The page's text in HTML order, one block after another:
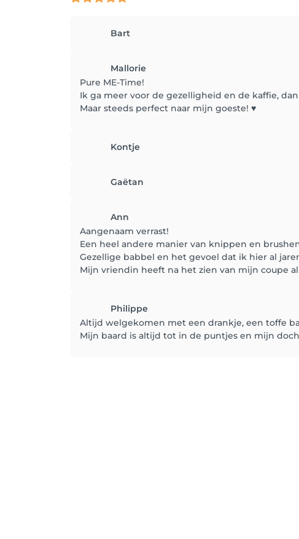
Bart
Mallorie
Pure ME-Time!
Ik ga meer voor de gezelligheid en de kaffie, dan
Maar steeds perfect naar mijn goeste! ♥️
Kontje
Gaëtan
Ann
Aangenaam verrast!
Een heel andere manier van knippen en
Gezellige babbel en het gevoel dat ik hier al
Mijn vriendin heeft na het zien van mijn coupe
Philippe
Altijd welgekomen met een drankje, een toffe
Mijn baard is altijd tot in de puntjes en mijn